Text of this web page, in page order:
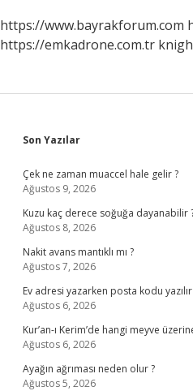
https://www.bayrakforum.com
https://emkadrone.com.tr
Sidebar
Son Yazılar
Çek ne zaman muaccel hale gelir ?
Ağustos 9, 2026
Kuzu kaç derece soğuğa dayanabilir
Ağustos 8, 2026
Nakit avans mantıklı mı ?
Ağustos 7, 2026
Ev adresi yazarken posta kodu yazılır
Ağustos 6, 2026
Kur’an-ı Kerim’de hangi meyve
Ağustos 6, 2026
Ayağın ağrıması neden olur ?
Ağustos 5, 2026